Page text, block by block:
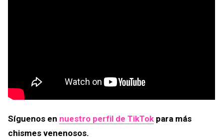
Síguenos en nuestro perfil de TikTok para más
chismes venenosos.